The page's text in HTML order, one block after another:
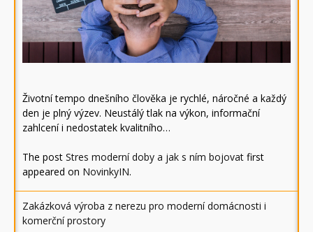
Životní tempo dnešního člověka je rychlé, náročné a každý
den je plný výzev. Neustálý tlak na výkon, informační
zahlcení i nedostatek kvalitního…
The post Stres moderní doby a jak s ním bojovat first
appeared on NovinkyIN.
Zakázková výroba z nerezu pro moderní domácnosti i
komerční prostory